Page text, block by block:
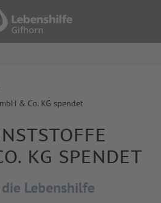
& Co. KG spendet
KG SPENDET
Lebenshilfe